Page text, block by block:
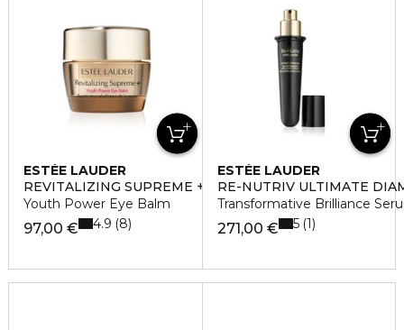
ESTÉE LAUDER
REVITALIZING SUPREME +
Youth Power Eye Balm
97,00 € 4.9 8
ESTÉE LAUDER
RE-NUTRIV ULTIMATE
Transformative Brilliance
271,00 € 5 1